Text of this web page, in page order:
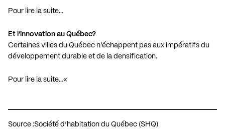
Pour lire la suite…
Et l’innovation au Québec?
Certaines villes du Québec n’échappent pas aux impératifs du
développement durable et de la densification.
Pour lire la suite…«
Source :Société d’habitation du Québec (SHQ)